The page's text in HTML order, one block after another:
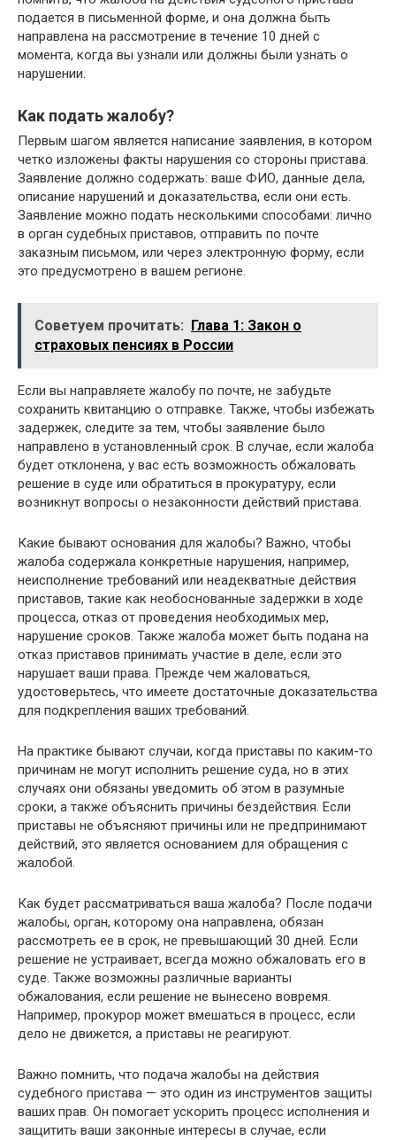
подается в письменной форме, и она должна быть
направлена на рассмотрение в течение 10 дней с
момента, когда вы узнали или должны были узнать о
нарушении.
Как подать жалобу?
Первым шагом является написание заявления, в котором
четко изложены факты нарушения со стороны пристава.
Заявление должно содержать: ваше ФИО, данные дела,
описание нарушений и доказательства, если они есть.
Заявление можно подать несколькими способами: лично
в орган судебных приставов, отправить по почте
заказным письмом, или через электронную форму, если
это предусмотрено в вашем регионе.
Советуем прочитать:
Глава 1: Закон о
страховых пенсиях в России
Если вы направляете жалобу по почте, не забудьте
сохранить квитанцию о отправке. Также, чтобы избежать
задержек, следите за тем, чтобы заявление было
направлено в установленный срок. В случае, если жалоба
будет отклонена, у вас есть возможность обжаловать
решение в суде или обратиться в прокуратуру, если
возникнут вопросы о незаконности действий пристава.
Какие бывают основания для жалобы? Важно, чтобы
жалоба содержала конкретные нарушения, например,
неисполнение требований или неадекватные действия
приставов, такие как необоснованные задержки в ходе
процесса, отказ от проведения необходимых мер,
нарушение сроков. Также жалоба может быть подана на
отказ приставов принимать участие в деле, если это
нарушает ваши права. Прежде чем жаловаться,
удостоверьтесь, что имеете достаточные доказательства
для подкрепления ваших требований.
На практике бывают случаи, когда приставы по каким-то
причинам не могут исполнить решение суда, но в этих
случаях они обязаны уведомить об этом в разумные
сроки, а также объяснить причины бездействия. Если
приставы не объясняют причины или не предпринимают
действий, это является основанием для обращения с
жалобой.
Как будет рассматриваться ваша жалоба? После подачи
жалобы, орган, которому она направлена, обязан
рассмотреть ее в срок, не превышающий 30 дней. Если
решение не устраивает, всегда можно обжаловать его в
суде. Также возможны различные варианты
обжалования, если решение не вынесено вовремя.
Например, прокурор может вмешаться в процесс, если
дело не движется, а приставы не реагируют.
Важно помнить, что подача жалобы на действия
судебного пристава — это один из инструментов защиты
ваших прав. Он помогает ускорить процесс исполнения и
защитить ваши законные интересы в случае, если